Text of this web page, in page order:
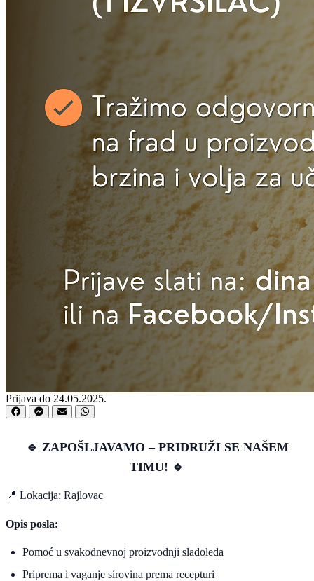
Prijava do 24.05.2025.
🔹 ZAPOŠLJAVAMO – PRIDRUŽI SE NAŠEM
TIMU! 🔹
📍 Lokacija: Rajlovac
Opis posla:
Pomoć u svakodnevnoj proizvodnji sladoleda
Priprema i vaganje sirovina prema recepturi